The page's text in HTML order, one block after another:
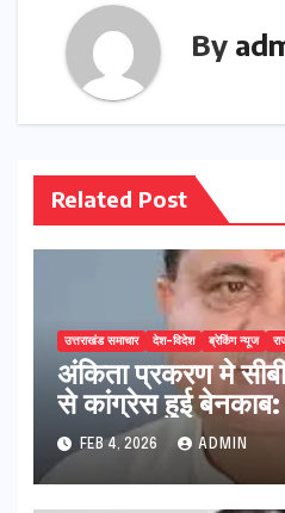
By
Related Post
उत्तराखंड समाचार देश-विदेश ब्रेकिंग न्यूज
अंकिता प्रकरण मे
से कांग्रेस हुई
FEB 4, 2026 ADMIN